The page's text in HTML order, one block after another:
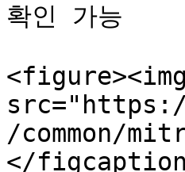
확인 가능
<figure><img
/common/